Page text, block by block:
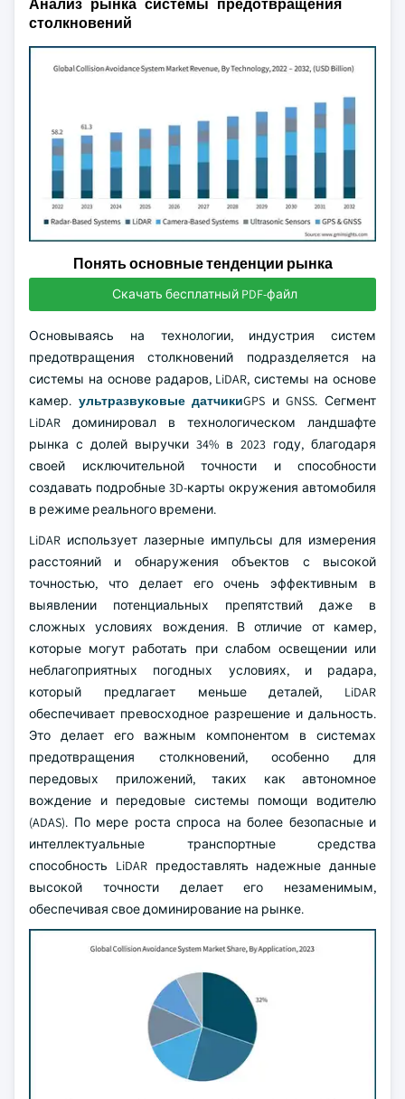
Анализ рынка системы предотвращения
столкновений
Понять основные тенденции рынка
Скачать бесплатный PDF-файл
Основываясь на технологии, индустрия систем
предотвращения столкновений подразделяется на
системы на основе радаров, LiDAR, системы на основе
камер. ультразвуковые датчикиGPS и GNSS. Сегмент
LiDAR доминировал в технологическом ландшафте
рынка с долей выручки 34% в 2023 году, благодаря
своей исключительной точности и способности
создавать подробные 3D-карты окружения автомобиля
в режиме реального времени.
LiDAR использует лазерные импульсы для измерения
расстояний и обнаружения объектов с высокой
точностью, что делает его очень эффективным в
выявлении потенциальных препятствий даже в
сложных условиях вождения. В отличие от камер,
которые могут работать при слабом освещении или
неблагоприятных погодных условиях, и радара,
который предлагает меньше деталей, LiDAR
обеспечивает превосходное разрешение и дальность.
Это делает его важным компонентом в системах
предотвращения столкновений, особенно для
передовых приложений, таких как автономное
вождение и передовые системы помощи водителю
(ADAS). По мере роста спроса на более безопасные и
интеллектуальные транспортные средства
способность LiDAR предоставлять надежные данные
высокой точности делает его незаменимым,
обеспечивая свое доминирование на рынке.